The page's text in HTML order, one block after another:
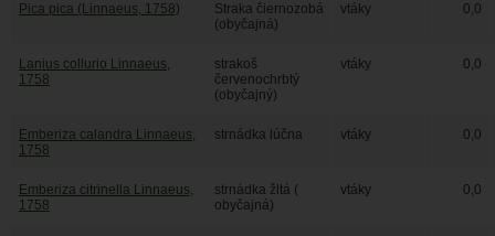
Pica pica (Linnaeus, 1758)
Straka čiernozobá
(obyčajná)
vtáky 0,0
Lanius collurio Linnaeus,
1758
strakoš
červenochrbtý
(obyčajný)
vtáky 0,0
Emberiza calandra Linnaeus,
1758
strnádka lúčna vtáky 0,0
Emberiza citrinella Linnaeus,
1758
strnádka žltá (
obyčajná)
vtáky 0,0